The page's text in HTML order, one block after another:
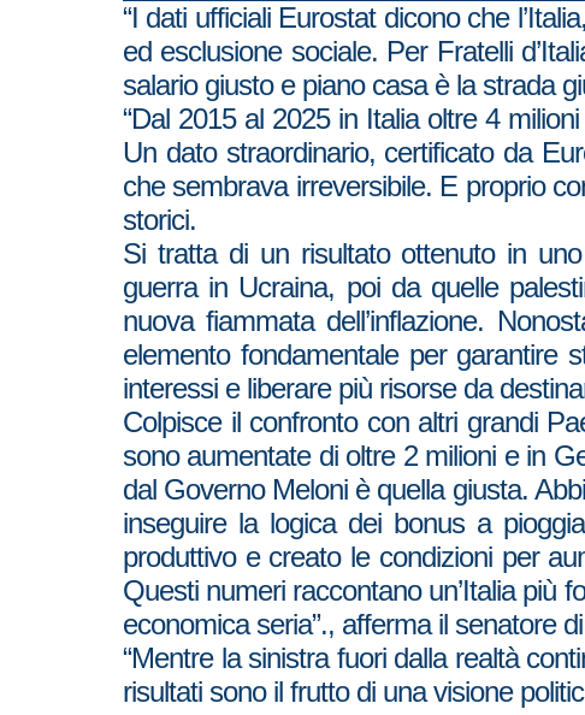
“I dati ufficiali Eurostat dicono che
ed esclusione sociale. Per Fratelli
salario giusto e piano casa è la strada
“Dal 2015 al 2025 in Italia oltre 4
Un dato straordinario, certificato da
che sembrava irreversibile. E proprio
storici.
Si tratta di un risultato ottenuto in
guerra in Ucraina, poi da quelle
nuova fiammata dell’inflazione.
elemento fondamentale per garantire
interessi e liberare più risorse da
Colpisce il confronto con altri grandi
sono aumentate di oltre 2 milioni e in
dal Governo Meloni è quella giusta.
inseguire la logica dei bonus a
produttivo e creato le condizioni per
Questi numeri raccontano un’Italia più
economica seria”., afferma il senatore
“Mentre la sinistra fuori dalla realtà
risultati sono il frutto di una visione